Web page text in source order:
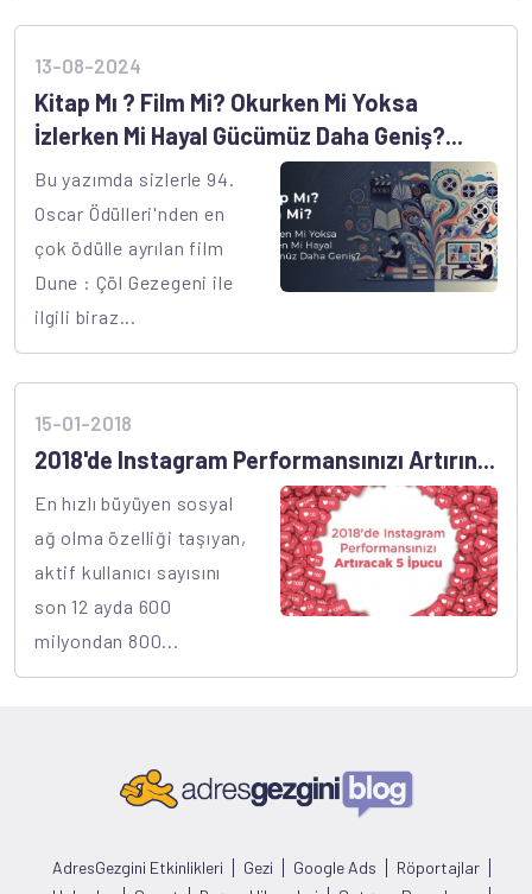
13-08-2024
Kitap Mı ? Film Mi? Okurken Mi Yoksa
İzlerken Mi Hayal Gücümüz Daha Geniş?...
Bu yazımda sizlerle 94.
Oscar Ödülleri'nden en
çok ödülle ayrılan film
Dune : Çöl Gezegeni ile
ilgili biraz...
15-01-2018
2018'de Instagram Performansınızı Artırın...
En hızlı büyüyen sosyal
ağ olma özelliği taşıyan,
aktif kullanıcı sayısını
son 12 ayda 600
milyondan 800...
AdresGezgini Etkinlikleri Gezi Google Ads
Röportajlar